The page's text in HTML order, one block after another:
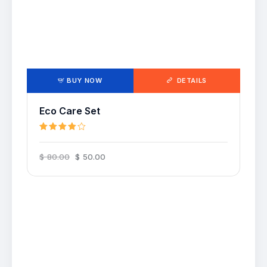
BUY NOW DETAILS
Eco Care Set
sur 5
$ 80.00 $ 50.00